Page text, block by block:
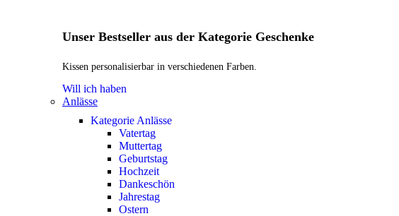
Unser Bestseller aus der Kategorie Geschenke
Kissen personalisierbar in verschiedenen Farben.
Will ich haben
Anlässe
Kategorie Anlässe
Vatertag
Muttertag
Geburtstag
Hochzeit
Dankeschön
Jahrestag
Ostern